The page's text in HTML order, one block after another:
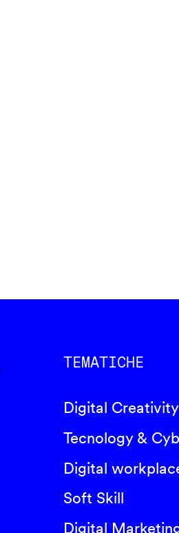
TEMATICHE
Digital Creativity
Tecnology &
Digital
Soft Skill
Digital